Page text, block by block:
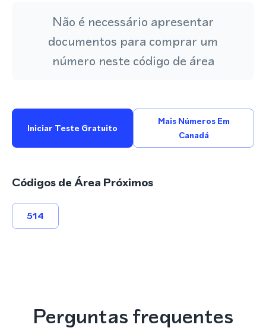
Não é necessário apresentar
documentos para comprar um
número neste código de área
Iniciar Teste Gratuito
Mais Números Em
Canadá
Códigos de Área Próximos
514
Perguntas frequentes